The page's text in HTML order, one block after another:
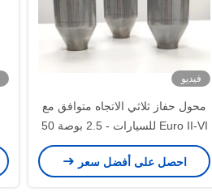
فيديو
محول حفاز ثلاثي الاتجاه متوافق مع
Euro II-VI للسيارات - 2.5 بوصة 50
خلية
احصل على أفضل سعر